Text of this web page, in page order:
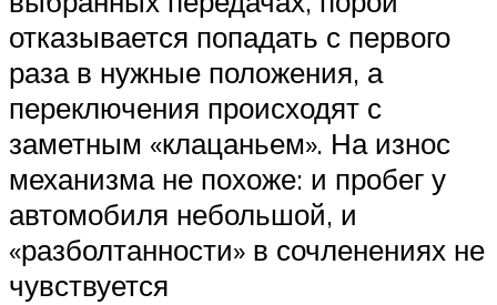
отказывается попадать с первого
раза в нужные положения, а
переключения происходят с
заметным «клацаньем». На износ
механизма не похоже: и пробег у
автомобиля небольшой, и
«разболтанности» в сочленениях не
чувствуется